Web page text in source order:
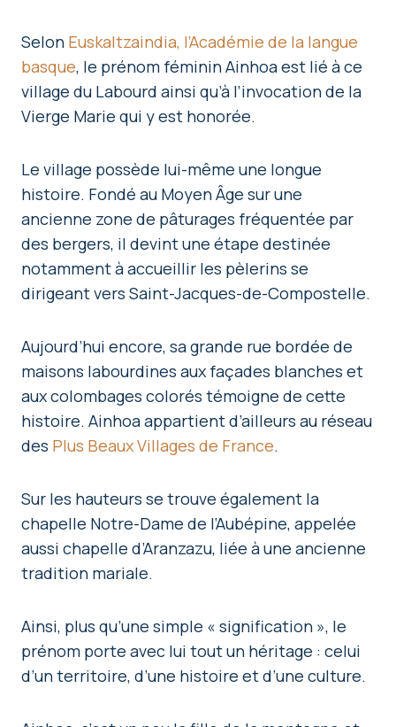
Selon Euskaltzaindia, l’Académie de la langue
basque, le prénom féminin Ainhoa est lié à ce
village du Labourd ainsi qu’à l’invocation de la
Vierge Marie qui y est honorée.
Le village possède lui-même une longue
histoire. Fondé au Moyen Âge sur une
ancienne zone de pâturages fréquentée par
des bergers, il devint une étape destinée
notamment à accueillir les pèlerins se
dirigeant vers Saint-Jacques-de-Compostelle.
Aujourd’hui encore, sa grande rue bordée de
maisons labourdines aux façades blanches et
aux colombages colorés témoigne de cette
histoire. Ainhoa appartient d’ailleurs au réseau
des Plus Beaux Villages de France.
Sur les hauteurs se trouve également la
chapelle Notre-Dame de l’Aubépine, appelée
aussi chapelle d’Aranzazu, liée à une ancienne
tradition mariale.
Ainsi, plus qu’une simple « signification », le
prénom porte avec lui tout un héritage : celui
d’un territoire, d’une histoire et d’une culture.